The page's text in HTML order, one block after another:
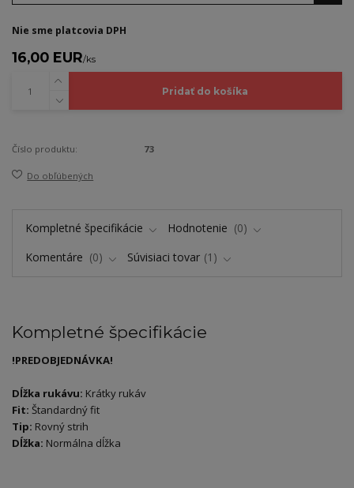
Nie sme platcovia DPH
16,00 EUR/ks
Pridať do košíka
Číslo produktu: 73
Do obľúbených
Kompletné špecifikácie Hodnotenie
0
Komentáre
0 Súvisiaci tovar 1
Kompletné špecifikácie
!PREDOBJEDNÁVKA!
Dĺžka rukávu: Krátky rukáv
Fit: Štandardný fit
Tip: Rovný strih
Dĺžka: Normálna dĺžka